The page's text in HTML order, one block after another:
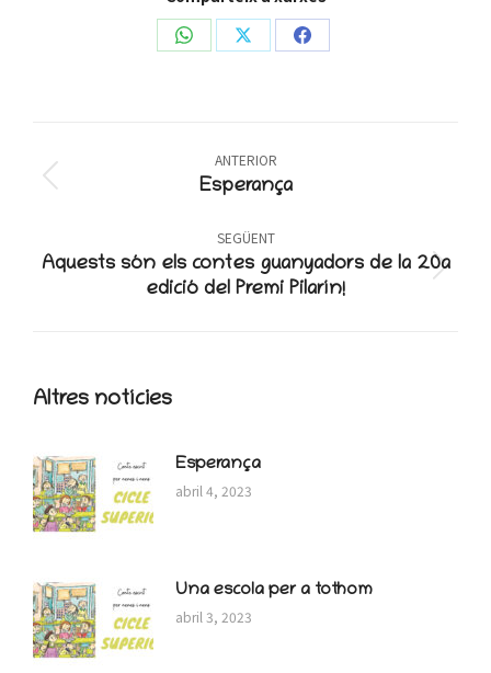
Share Share Share
navigation
ANTERIOR
Previous
Esperança
SEGÜENT
Next
Aquests són els contes guanyadors de la 20a
edició del Premi Pilarín!
Altres notícies
Esperança
abril 4, 2023
Una escola per a tothom
abril 3, 2023